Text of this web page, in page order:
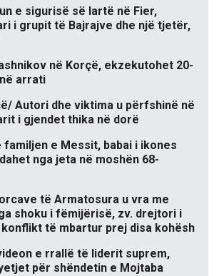
e sigurisë së lartë në Fier,
i grupit të Bajrajve dhe një tjetër,
në Korçë, ekzekutohet 20-
arrati
Autori dhe viktima u përfshinë në
i gjendet thika në dorë
familjen e Messit, babai i ikones
nga jeta në moshën 68-
të Armatosura u vra me
shoku i fëmijërisë, zv. drejtori i
konflikt të mbartur prej disa kohësh
e rrallë të liderit suprem,
për shëndetin e Mojtaba